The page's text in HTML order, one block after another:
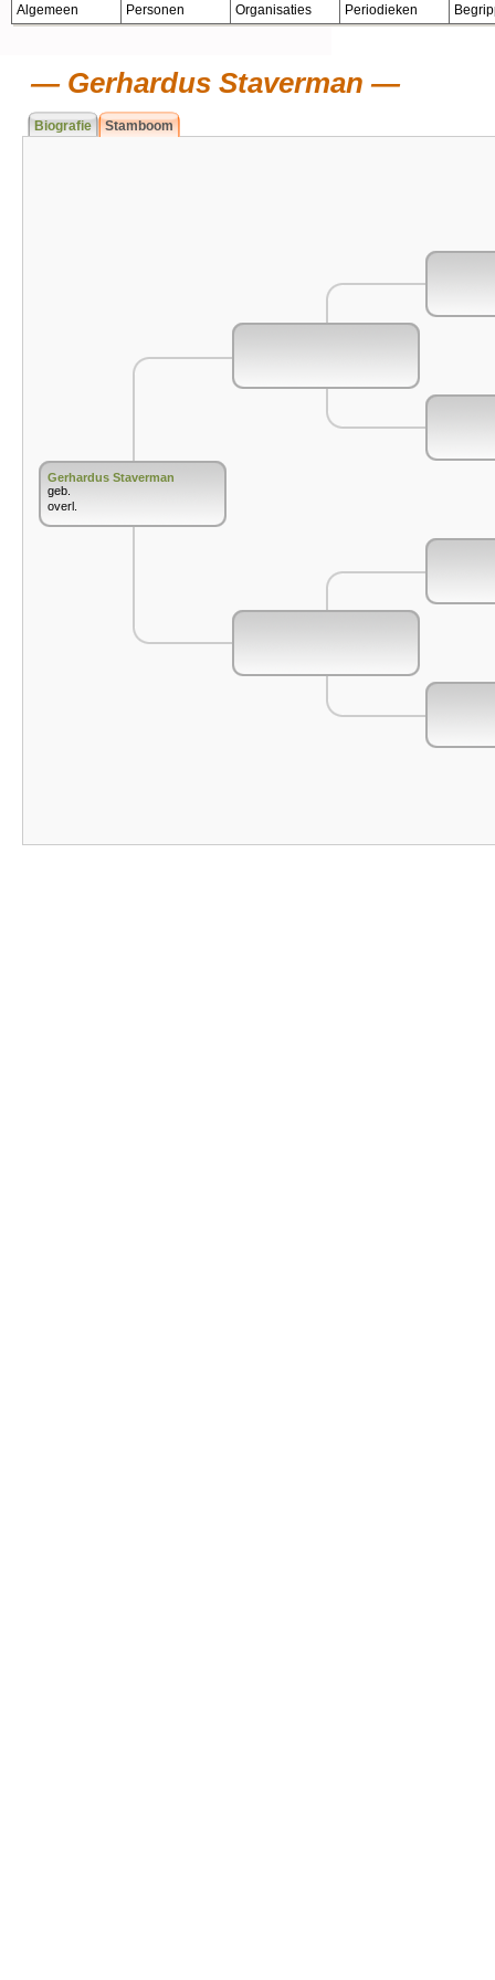
Algemeen Personen Organisaties Periodieken
Gerhardus Staverman
Biografie Stamboom
Gerhardus Staverman
geb.
overl.